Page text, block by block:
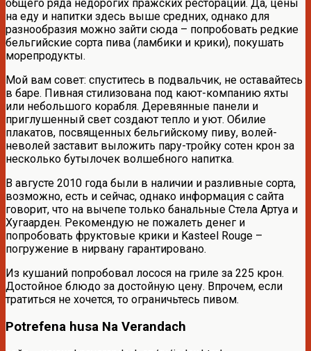
общего ряда недорогих пражских рестораций. Да, цены
на еду и напитки здесь выше средних, однако для
разнообразия можно зайти сюда – попробовать редкие
бельгийские сорта пива (ламбики и крики), покушать
морепродукты.
Мой вам совет: спуститесь в подвальчик, не оставайтесь
в баре. Пивная стилизована под кают-компанию яхты
или небольшого корабля. Деревянные панели и
приглушенный свет создают тепло и уют. Обилие
плакатов, посвященных бельгийскому пиву, волей-
неволей заставит выложить пару-тройку сотен крон за
несколько бутылочек волшебного напитка.
В августе 2010 года были в наличии и разливные сорта,
возможно, есть и сейчас, однако информация с сайта
говорит, что на вычепе только банальные Стела Артуа и
Хугаарден. Рекомендую не пожалеть денег и
попробовать фруктовые крики и Kasteel Rouge –
погружение в нирвану гарантировано.
Из кушаний попробовал лосося на гриле за 225 крон.
Достойное блюдо за достойную цену. Впрочем, если
тратиться не хочется, то ограничьтесь пивом.
Potrefena husa Na Verandach